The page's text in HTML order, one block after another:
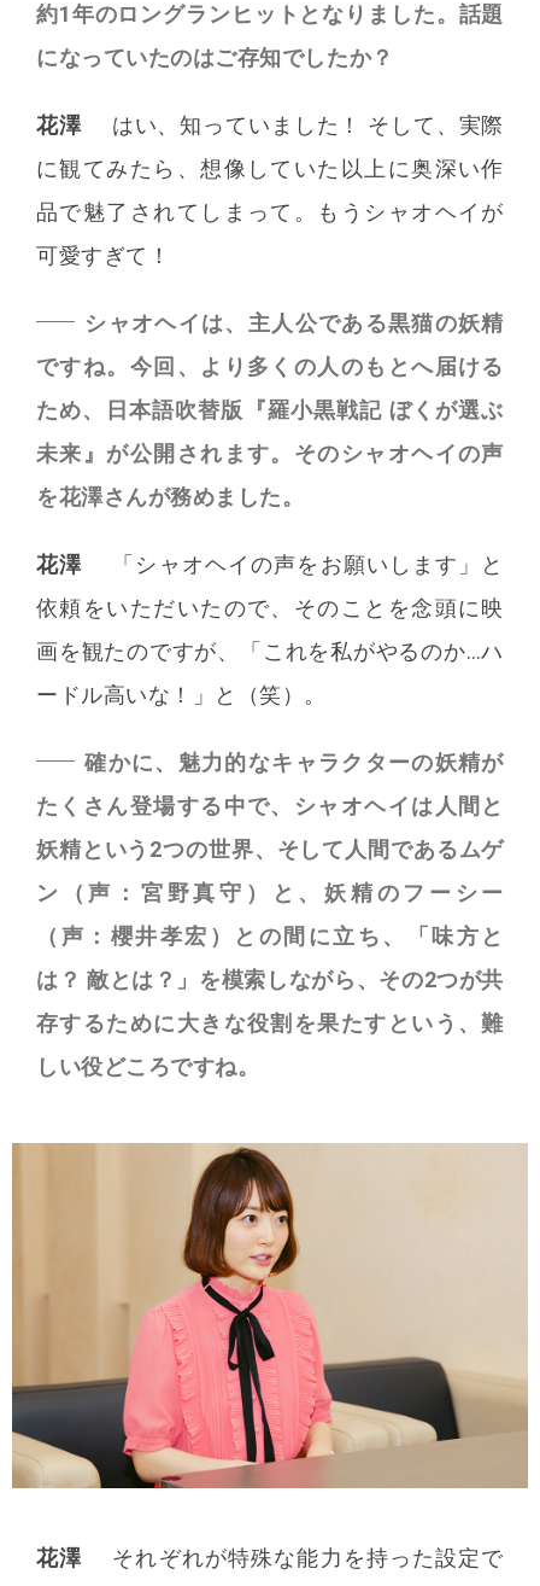
約1年のロングランヒットとなりました。話題
になっていたのはご存知でしたか？
花澤
はい、知っていました！ そして、実際
に観てみたら、想像していた以上に奥深い作
品で魅了されてしまって。もうシャオヘイが
可愛すぎて！
シャオヘイは、主人公である黒猫の妖精
ですね。今回、より多くの人のもとへ届ける
ため、日本語吹替版『羅小黒戦記 ぼくが選ぶ
未来』が公開されます。そのシャオヘイの声
を花澤さんが務めました。
花澤
「シャオヘイの声をお願いします」と
依頼をいただいたので、そのことを念頭に映
画を観たのですが、「これを私がやるのか…ハ
ードル高いな！」と（笑）。
確かに、魅力的なキャラクターの妖精が
たくさん登場する中で、シャオヘイは人間と
妖精という2つの世界、そして人間であるムゲ
ン（声：宮野真守）と、妖精のフーシー
（声：櫻井孝宏）との間に立ち、「味方と
は？ 敵とは？」を模索しながら、その2つが共
存するために大きな役割を果たすという、難
しい役どころですね。
花澤 それぞれが特殊な能力を持った設定で